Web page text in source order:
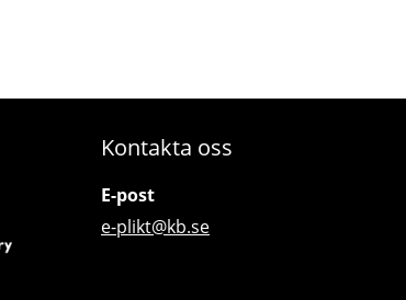
Kontakta oss
E-post
e-plikt@kb.se